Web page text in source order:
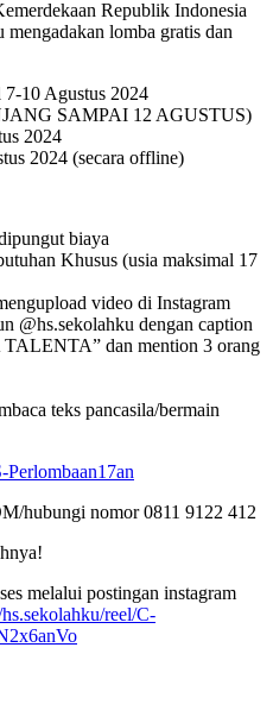
Republik Indonesia
lomba gratis dan
7-10 Agustus 2024
SAMPAI 12 AGUSTUS)
2024
2024 (secara offline)
biaya
Khusus (usia maksimal 17
video di Instagram
@hs.sekolahku dengan caption
dan mention 3 orang
teks pancasila/bermain
hubungi nomor 0811 9122 412
melalui postingan instagram
reel/C-